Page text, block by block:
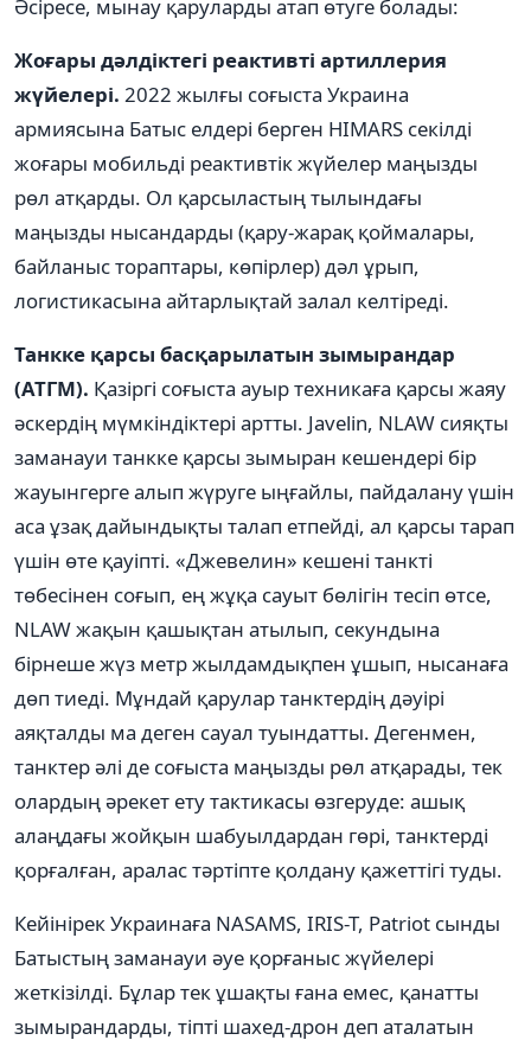
Әсіресе, мынау қаруларды атап өтуге болады:
Жоғары дәлдіктегі реактивті артиллерия
жүйелері. 2022 жылғы соғыста Украина
армиясына Батыс елдері берген HIMARS секілді
жоғары мобильді реактивтік жүйелер маңызды
рөл атқарды. Ол қарсыластың тылындағы
маңызды нысандарды (қару-жарақ қоймалары,
байланыс тораптары, көпірлер) дәл ұрып,
логистикасына айтарлықтай залал келтіреді.
Танкке қарсы басқарылатын зымырандар
(АТГМ). Қазіргі соғыста ауыр техникаға қарсы жаяу
әскердің мүмкіндіктері артты. Javelin, NLAW сияқты
заманауи танкке қарсы зымыран кешендері бір
жауынгерге алып жүруге ыңғайлы, пайдалану үшін
аса ұзақ дайындықты талап етпейді, ал қарсы тарап
үшін өте қауіпті. «Джевелин» кешені танкті
төбесінен соғып, ең жұқа сауыт бөлігін тесіп өтсе,
NLAW жақын қашықтан атылып, секундына
бірнеше жүз метр жылдамдықпен ұшып, нысанаға
дөп тиеді. Мұндай қарулар танктердің дәуірі
аяқталды ма деген сауал туындатты. Дегенмен,
танктер әлі де соғыста маңызды рөл атқарады, тек
олардың әрекет ету тактикасы өзгеруде: ашық
алаңдағы жойқын шабуылдардан гөрі, танктерді
қорғалған, аралас тәртіпте қолдану қажеттігі туды.
Кейінірек Украинаға NASAMS, IRIS-T, Patriot сынды
Батыстың заманауи әуе қорғаныс жүйелері
жеткізілді. Бұлар тек ұшақты ғана емес, қанатты
зымырандарды, тіпті шахед-дрон деп аталатын